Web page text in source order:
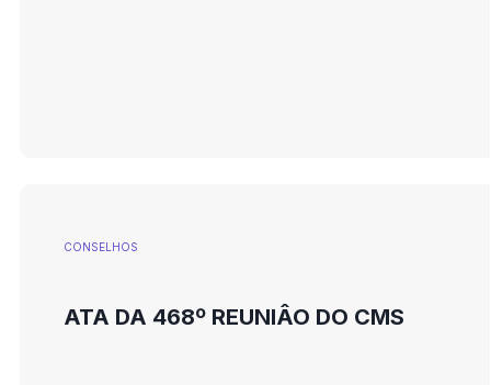
CONSELHOS
ATA DA 468º REUNIÂO DO CMS